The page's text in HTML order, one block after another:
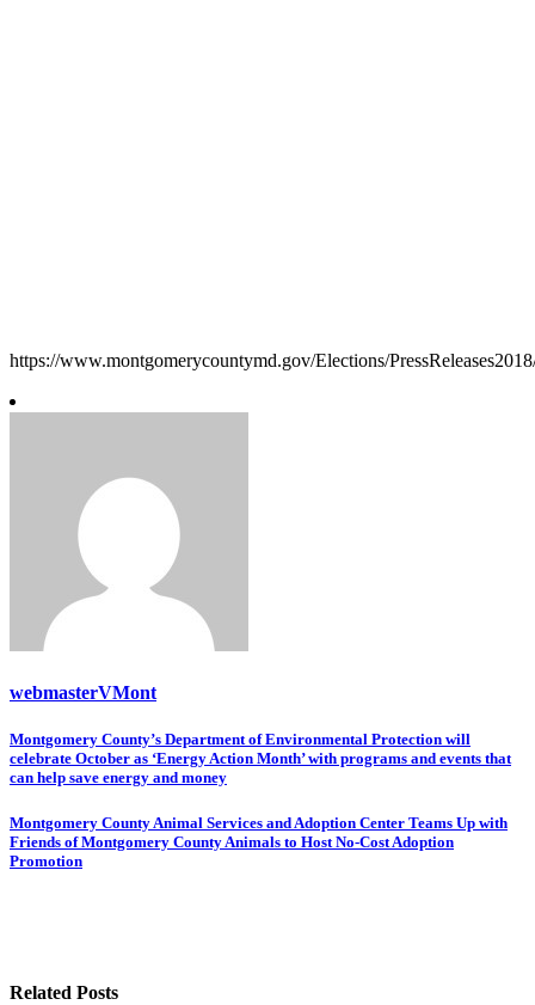
https://www.montgomerycountymd.gov/Elections/
webmasterVMont
Post
navigation
Montgomery County’s Department of Environmental Protection will
celebrate October as ‘Energy Action Month’ with programs and events that
can help save energy and money
Montgomery County Animal Services and Adoption Center Teams Up with
Friends of Montgomery County Animals to Host No-Cost Adoption
Promotion
Related Posts